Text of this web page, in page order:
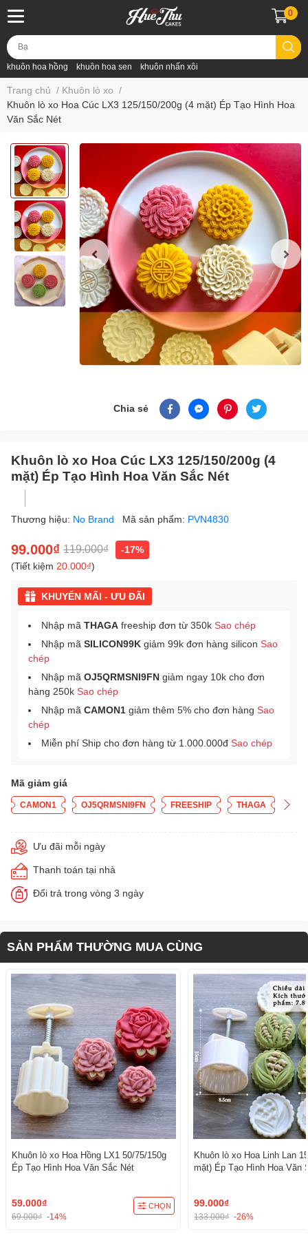
khuôn hoa hồng khuôn hoa sen khuôn nhấn xôi
0
Trang chủ / Khuôn lò xo /
Khuôn lò xo Hoa Cúc LX3 125/150/200g (4 mặt) Ép Tạo Hình Hoa
Văn Sắc Nét
Chia sẻ
Khuôn lò xo Hoa Cúc LX3 125/150/200g (4
mặt) Ép Tạo Hình Hoa Văn Sắc Nét
Thương hiệu: No Brand Mã sản phẩm: PVN4830
99.000₫ 119.000₫
-17%
(Tiết kiệm 20.000₫)
KHUYẾN MÃI - ƯU ĐÃI
Nhập mã THAGA freeship đơn từ 350k Sao chép
Nhập mã SILICON99K giảm 99k đơn hàng silicon Sao
chép
Nhập mã OJ5QRMSNI9FN giảm ngay 10k cho đơn
hàng 250k Sao chép
Nhập mã CAMON1 giảm thêm 5% cho đơn hàng Sao
chép
Miễn phí Ship cho đơn hàng từ 1.000.000đ Sao chép
Mã giảm giá
CAMON1 OJ5QRMSNI9FN FREESHIP THAGA
Ưu đãi mỗi ngày
Thanh toán tại nhà
Đổi trả trong vòng 3 ngày
SẢN PHẨM THƯỜNG MUA CÙNG
Khuôn lò xo Hoa Hồng LX1 50/75/150g
Ép Tạo Hình Hoa Văn Sắc Nét
59.000₫
69.000₫ -14%
CHỌN
Khuôn lò xo Hoa Linh Lan
mặt) Ép Tạo Hình Hoa Văn
99.000₫
133.000₫ -26%